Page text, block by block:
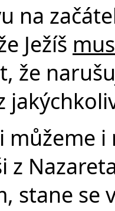
na
Ježíš
že
můžeme
z
stane se